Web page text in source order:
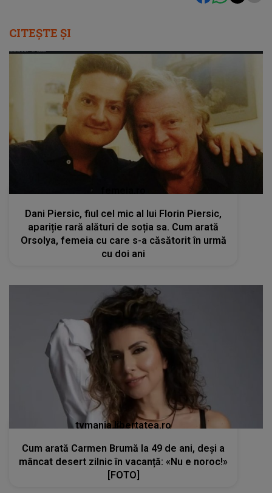
CITEȘTE ȘI
Dani Piersic, fiul cel mic al lui Florin Piersic,
apariție rară alături de soția sa. Cum arată
Orsolya, femeia cu care s-a căsătorit în urmă
cu doi ani
tvmania.libertatea.ro
Cum arată Carmen Brumă la 49 de ani, deși a
mâncat desert zilnic în vacanță: «Nu e noroc!»
[FOTO]